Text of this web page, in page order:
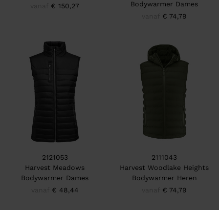
€ 150,27
Bodywarmer Dames
€ 74,79
2121053
Harvest Meadows
Bodywarmer Dames
€ 48,44
2111043
Harvest Woodlake Heights
Bodywarmer Heren
€ 74,79